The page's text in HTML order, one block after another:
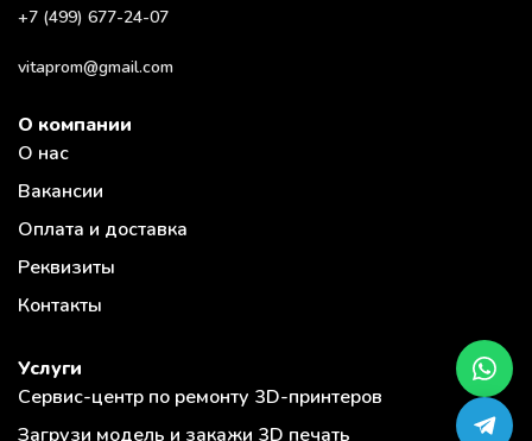
+7 (499) 677-24-07
vitaprom@gmail.com
О компании
О нас
Вакансии
Оплата и доставка
Реквизиты
Контакты
Услуги
Сервис-центр по ремонту 3D-принтеров
Загрузи модель и закажи 3D печать